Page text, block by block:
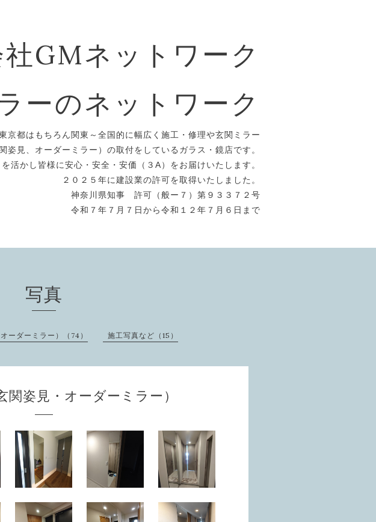
GMネットワーク
ーのネットワーク
京都はもちろん関東～全国的に幅広く施工・修理や玄関ミラー
関姿見、オーダーミラー）の取付をしているガラス・鏡店です。
活かし皆様に安心・安全・安価（３A）をお届けいたします。
２０２５年に建設業の許可を取得いたしました。
神奈川県知事 許可（般ー７）第９３３７２号
令和７年７月７日から令和１２年７月６日まで
写真
ーダーミラー）（74） 施工写真など（15）
関姿見・オーダーミラー）